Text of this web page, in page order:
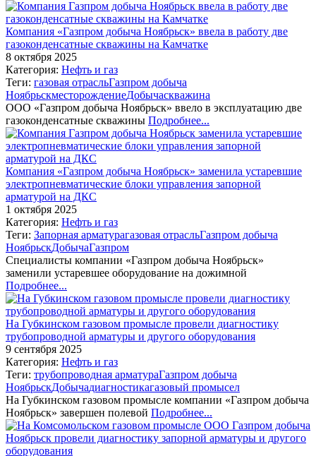
Компания «Газпром добыча Ноябрьск» ввела в работу две
газоконденсатные скважины на Камчатке
8 октября 2025
Категория: Нефть и газ
Теги: газовая отрасльГазпром добыча
НоябрьскместорождениеДобычаскважина
ООО «Газпром добыча Ноябрьск» ввело в эксплуатацию две
газоконденсатные скважины Подробнее...
Компания «Газпром добыча Ноябрьск» заменила устаревшие
электропневматические блоки управления запорной
арматурой на ДКС
1 октября 2025
Категория: Нефть и газ
Теги: Запорная арматурагазовая отрасльГазпром добыча
НоябрьскДобычаГазпром
Специалисты компании «Газпром добыча Ноябрьск»
заменили устаревшее оборудование на дожимной
Подробнее...
На Губкинском газовом промысле провели диагностику
трубопроводной арматуры и другого оборудования
9 сентября 2025
Категория: Нефть и газ
Теги: трубопроводная арматураГазпром добыча
НоябрьскДобычадиагностикагазовый промысел
На Губкинском газовом промысле компании «Газпром добыча
Ноябрьск» завершен полевой Подробнее...